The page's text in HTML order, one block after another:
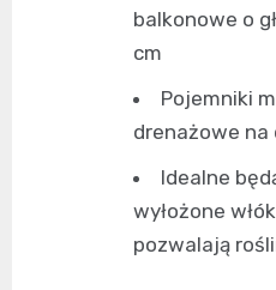
balkonowe o
cm
Pojemniki
drenażowe na
Idealne
wyłożone
pozwalają